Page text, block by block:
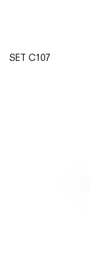
SET C107